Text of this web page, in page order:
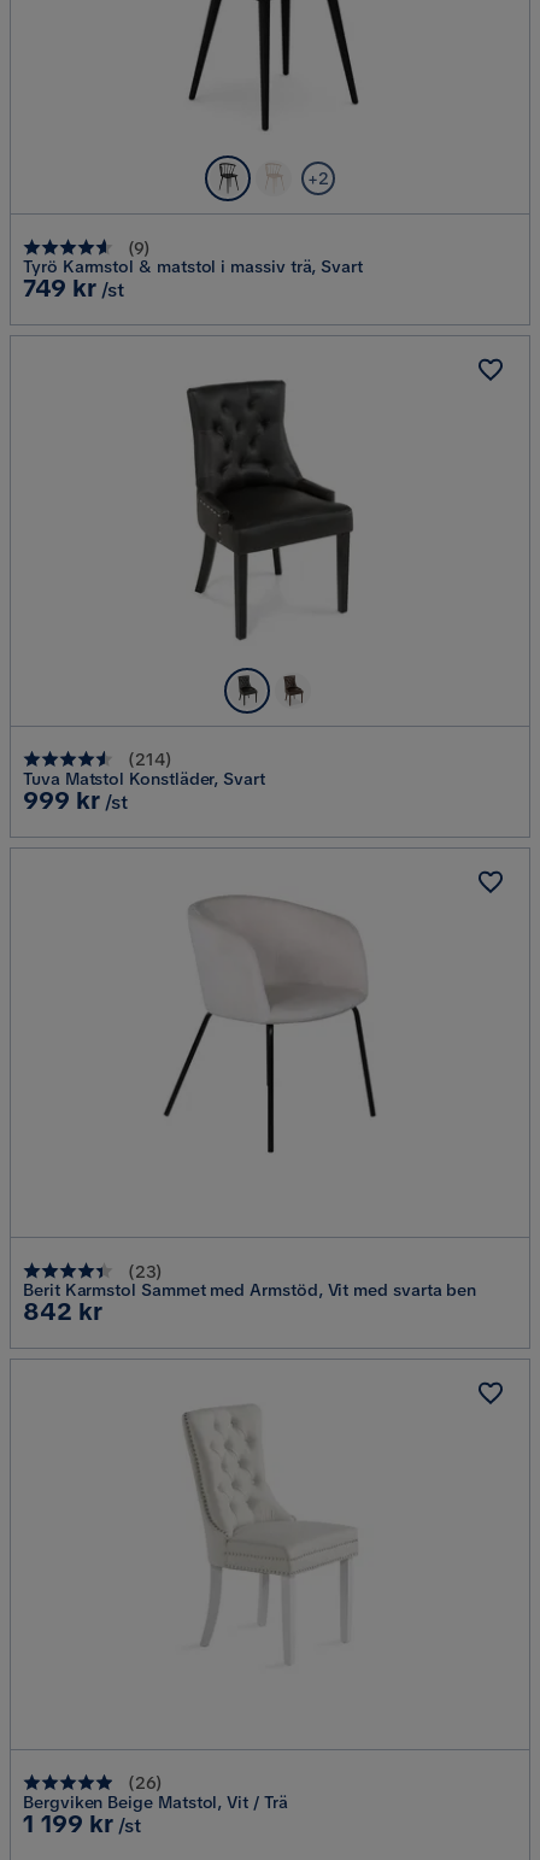
+2
(9)
Tyrö Karmstol & matstol i massiv trä, Svart
Pris
749 kr /st
(214)
Tuva Matstol Konstläder, Svart
Pris
999 kr /st
(23)
Berit Karmstol Sammet med Armstöd, Vit med svarta ben
Pris
842 kr
(26)
Bergviken Beige Matstol, Vit / Trä
Pris
1 199 kr /st